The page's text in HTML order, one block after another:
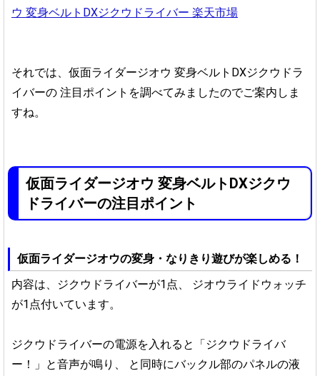
ウ 変身ベルトDXジクウドライバー 楽天市場
それでは、仮面ライダージオウ 変身ベルトDXジクウドラ
イバーの 注目ポイントを調べてみましたのでご案内しま
すね。
仮面ライダージオウ 変身ベルトDXジクウ
ドライバーの注目ポイント
仮面ライダージオウの変身・なりきり遊びが楽しめる！
内容は、ジクウドライバーが1点、
ジオウライドウォッチ
が1点付いています。
ジクウドライバーの電源を入れると「ジクウドライバ
ー！」と音声が鳴り、
と同時にバックル部のパネルの液